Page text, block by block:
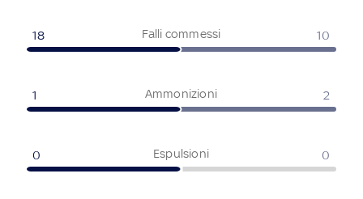
Falli commessi
18 10
Ammonizioni
1 2
Espulsioni
0 0